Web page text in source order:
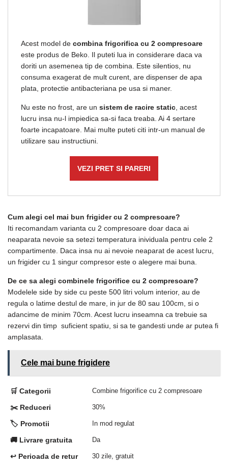
Acest model de combina frigorifica cu 2 compresoare
este produs de Beko. Il puteti lua in considerare daca va
doriti un asemenea tip de combina. Este silentios, nu
consuma exagerat de mult curent, are dispenser de apa
plata, protectie antibacteriana pe usa si maner.
Nu este no frost, are un sistem de racire static , acest
lucru insa nu-l impiedica sa-si faca treaba. Ai 4 sertare
foarte incapatoare. Mai multe puteti citi intr-un manual de
utilizare sau instructiuni.
VEZI PRET SI PARERI
Cum alegi cel mai bun frigider cu 2 compresoare?
Iti recomandam varianta cu 2 compresoare doar daca ai
neaparata nevoie sa setezi temperatura inividuala pentru cele 2
compartimente. Daca insa nu ai nevoie neaparat de acest lucru,
un frigider cu 1 singur compresor este o alegere mai buna.
De ce sa alegi combinele frigorifice cu 2 compresoare?
Modelele side by side cu peste 500 litri volum interior, au de
regula o latime destul de mare, in jur de 80 sau 100cm, si o
adancime de minim 70cm. Acest lucru inseamna ca trebuie sa
rezervi din timp suficient spatiu, si sa te gandesti unde ar putea fi
amplasata.
Cele mai bune frigidere
🛒 Categorii Combine frigorifice cu 2 compresoare
✂️ Reduceri 30%
🏷️ Promotii In mod regulat
🚚 Livrare gratuita Da
↩️ Perioada de retur 30 zile, gratuit